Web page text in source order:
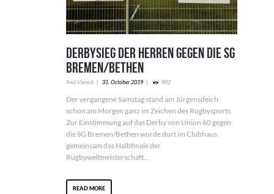
Derbysieg der Herren gegen die SG
Bremen/Bethen
Axel Viereck 31. October 2019 902
Der vergangene Samstag stand am Jürgensdeich
schon am Morgen ganz im Zeichen des Rugbysports.
Zur Einstimmung auf das Derby von Union 60 gegen
die SG Bremen/Bethen wurde dort im Clubhaus
gemeinsam das Halbfinale der
Rugbyweltmeisterschaft...
READ MORE